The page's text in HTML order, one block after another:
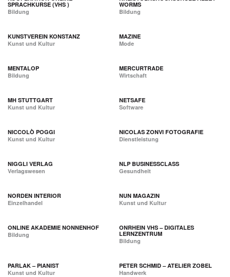
SPRACHKURSE (VHS )
Bildung
WORMS
Bildung
KUNSTVEREIN KONSTANZ
Kunst und Kultur
MAZINE
Mode
MENTALOP
Bildung
MERCURTRADE
Wirtschaft
MH STUTTGART
Kunst und Kultur
NETSAFE
Software
NICCOLÒ POGGI
Kunst und Kultur
NICOLAS ZONVI FOTOGRAFIE
Dienstleistung
NIGGLI VERLAG
Verlagswesen
NLP BUSINESSCLASS
Gesundheit
NORDEN INTERIOR
Einzelhandel
NUN MAGAZIN
Kunst und Kultur
ONLINE AKADEMIE NONNENHOF
Bildung
ONRHEIN VHS – DIGITALES
LERNZENTRUM
Bildung
PARLAK – PIANIST
Kunst und Kultur
PETER SCHMID – ATELIER ZOBEL
Handwerk